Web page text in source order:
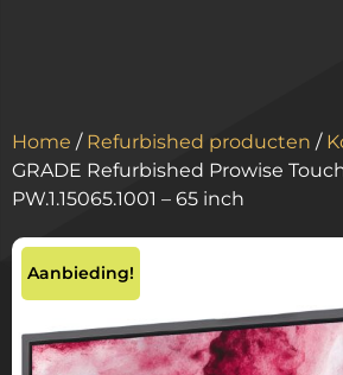
Home / Refurbished producten /
GRADE Refurbished Prowise
PW.1.15065.1001 – 65 inch
Aanbieding!